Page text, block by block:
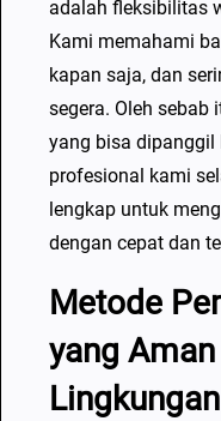
adalah fleksibilitas
Kami memahami
kapan saja, dan
segera. Oleh sebab
yang bisa dipanggil
profesional kami
lengkap untuk
dengan cepat dan
Metode
yang
Lingkungan